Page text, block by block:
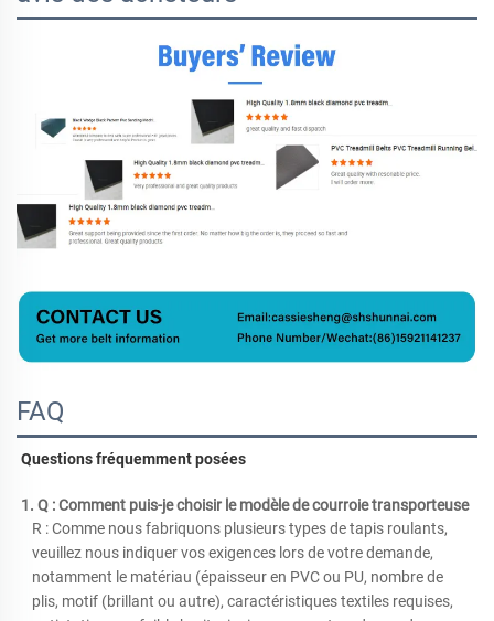
FAQ
Questions fréquemment posées
1. Q : Comment puis-je choisir le modèle de courroie transporteuse
R : Comme nous fabriquons plusieurs types de tapis roulants,
veuillez nous indiquer vos exigences lors de votre demande,
notamment le matériau (épaisseur en PVC ou PU, nombre de
plis, motif (brillant ou autre), caractéristiques textiles requises,